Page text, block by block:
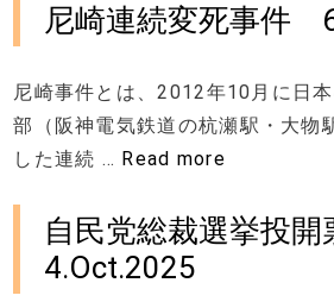
尼崎連続変死事件
尼崎事件とは、2012年10月に日
部（阪神電気鉄道の杭瀬駅・大物
した連続 … Read more
自民党総裁選挙投
4.Oct.2025